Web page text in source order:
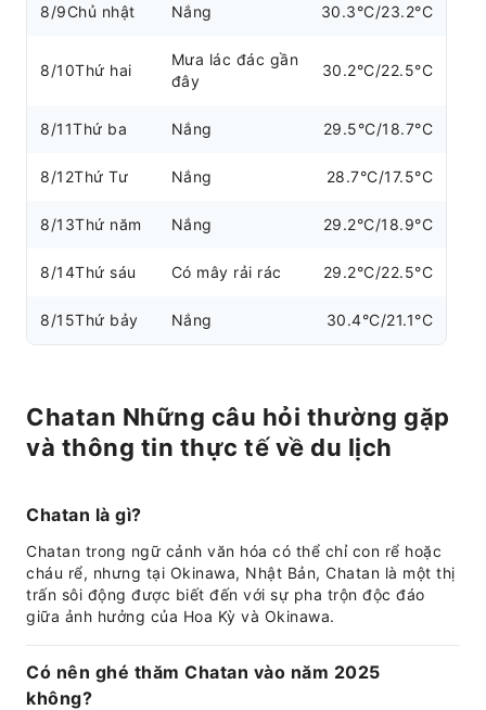
8/9Chủ nhật Nắng 30.3°C/23.2°C
8/10Thứ hai
Mưa lác đác gần
đây
30.2°C/22.5°C
8/11Thứ ba Nắng 29.5°C/18.7°C
8/12Thứ Tư Nắng 28.7°C/17.5°C
8/13Thứ năm Nắng 29.2°C/18.9°C
8/14Thứ sáu Có mây rải rác 29.2°C/22.5°C
8/15Thứ bảy Nắng 30.4°C/21.1°C
Chatan Những câu hỏi thường gặp
và thông tin thực tế về du lịch
Chatan là gì?
Chatan trong ngữ cảnh văn hóa có thể chỉ con rể hoặc
cháu rể, nhưng tại Okinawa, Nhật Bản, Chatan là một thị
trấn sôi động được biết đến với sự pha trộn độc đáo
giữa ảnh hưởng của Hoa Kỳ và Okinawa.
Có nên ghé thăm Chatan vào năm 2025
không?